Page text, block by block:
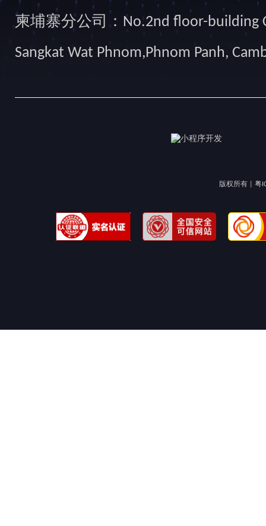
柬埔寨分公司：No.2nd floor-building
Sangkat Wat Phnom,Phnom Panh,
版权所有 | 粤